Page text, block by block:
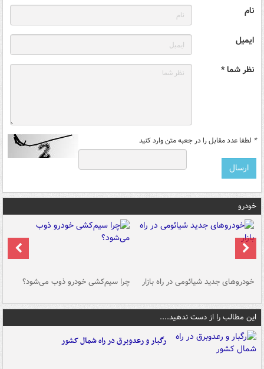
نام
ایمیل
نظر شما *
* لطفا عدد مقابل را در جعبه متن وارد کنید
خودرو
خودروهای جدید شیائومی در راه بازار چرا سیم‌کشی خودرو ذوب می‌شود؟
این مطالب را از دست ندهید....
رگبار و رعدوبرق در راه شمال کشور